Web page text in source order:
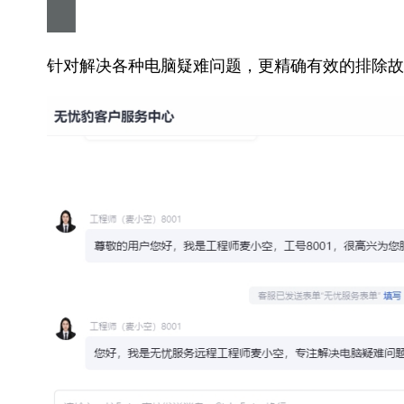
针对解决各种电脑疑难问题，更精确有效的排除